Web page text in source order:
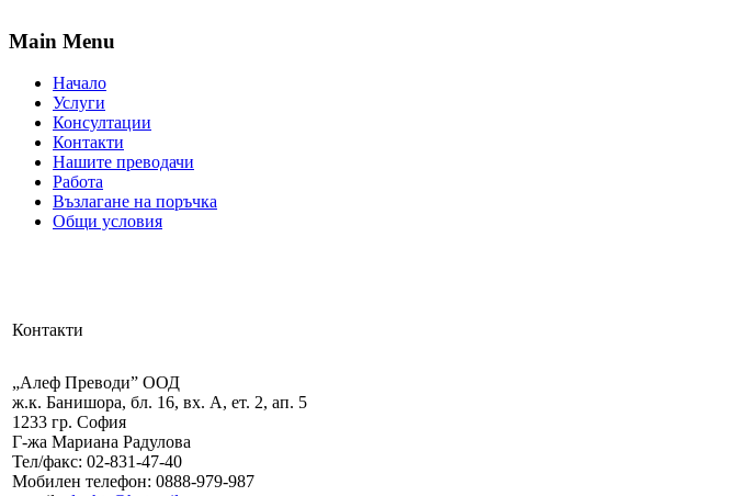
Main Menu
Начало
Услуги
Консултации
Контакти
Нашите преводачи
Работа
Възлагане на поръчка
Общи условия
Контакти
„Алеф Преводи” ООД
ж.к. Банишора, бл. 16, вх. А, ет. 2, ап. 5
1233 гр. София
Г-жа Мариана Радулова
Тел/факс: 02-831-47-40
Мобилен телефон: 0888-979-987